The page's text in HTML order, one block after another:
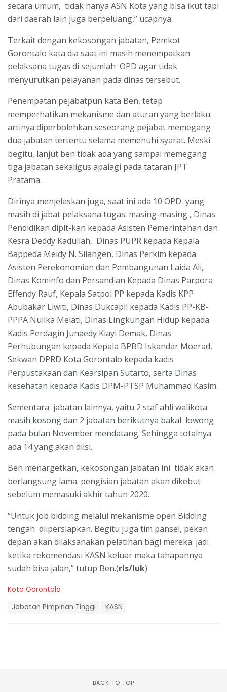
secara umum, tidak hanya ASN Kota yang bisa ikut tapi
dari daerah lain juga berpeluang,” ucapnya.
Terkait dengan kekosongan jabatan, Pemkot
Gorontalo kata dia saat ini masih menempatkan
pelaksana tugas di sejumlah OPD agar tidak
menyurutkan pelayanan pada dinas tersebut.
Penempatan pejabatpun kata Ben, tetap
memperhatikan mekanisme dan aturan yang berlaku.
artinya diperbolehkan seseorang pejabat memegang
dua jabatan tertentu selama memenuhi syarat. Meski
begitu, lanjut ben tidak ada yang sampai memegang
tiga jabatan sekaligus apalagi pada tataran JPT
Pratama.
Dirinya menjelaskan juga, saat ini ada 10 OPD yang
masih di jabat pelaksana tugas. masing-masing , Dinas
Pendidikan diplt-kan kepada Asisten Pemerintahan dan
Kesra Deddy Kadullah, Dinas PUPR kepada Kepala
Bappeda Meidy N. Silangen, Dinas Perkim kepada
Asisten Perekonomian dan Pembangunan Laida Ali,
Dinas Kominfo dan Persandian Kepada Dinas Parpora
Effendy Rauf, Kepala Satpol PP kepada Kadis KPP
Abubakar Liwiti, Dinas Dukcapil kepada Kadis PP-KB-
PPPA Nulika Melati, Dinas Lingkungan Hidup kepada
Kadis Perdagin Junaedy Kiayi Demak, Dinas
Perhubungan kepada Kepala BPBD Iskandar Moerad,
Sekwan DPRD Kota Gorontalo kepada kadis
Perpustakaan dan Kearsipan Sutarto, serta Dinas
kesehatan kepada Kadis DPM-PTSP Muhammad Kasim.
Sementara jabatan lainnya, yaitu 2 staf ahli walikota
masih kosong dan 2 jabatan berikutnya bakal lowong
pada bulan November mendatang. Sehingga totalnya
ada 14 yang akan diisi.
Ben menargetkan, kekosongan jabatan ini tidak akan
berlangsung lama. pengisian jabatan akan dikebut
sebelum memasuki akhir tahun 2020.
“Untuk job bidding melalui mekanisme open Bidding
tengah diipersiapkan. Begitu juga tim pansel, pekan
depan akan dilaksanakan pelatihan bagi mereka. jadi
ketika rekomendasi KASN keluar maka tahapannya
sudah bisa jalan,” tutup Ben.(rls/luk)
C
Kota Gorontalo
Jabatan Pimpinan Tinggi KASN
BACK TO TOP